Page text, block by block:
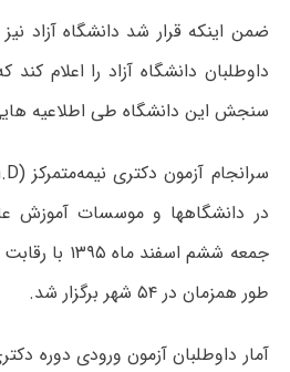
ضمن اینکه قرار شد دانشگاه آزاد
داوطلبان دانشگاه آزاد را اعلام
سنجش این دانشگاه طی اطلاعیه
در دانشگاهها و موسسات آموزش
طور همزمان در ۵۴ شهر برگزار شد.